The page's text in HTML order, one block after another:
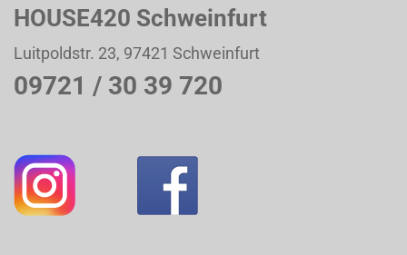
HOUSE420 Schweinfurt
Luitpoldstr. 23, 97421 Schweinfurt
09721 / 30 39 720